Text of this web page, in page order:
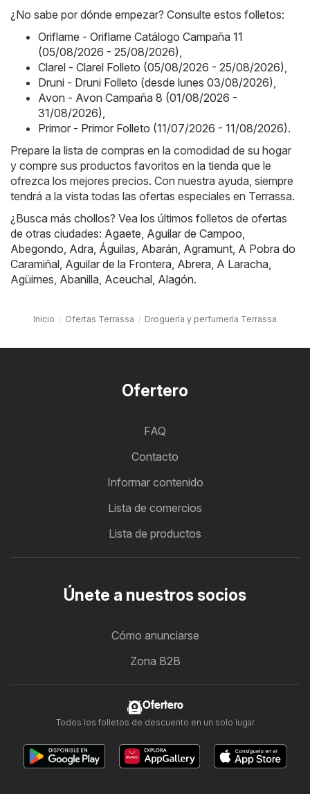
¿No sabe por dónde empezar? Consulte estos folletos:
Oriflame - Oriflame Catálogo Campaña 11
(05/08/2026 - 25/08/2026)
Clarel - Clarel Folleto (05/08/2026 - 25/08/2026)
Druni - Druni Folleto (desde lunes 03/08/2026)
Avon - Avon Campaña 8 (01/08/2026 -
31/08/2026)
Primor - Primor Folleto (11/07/2026 - 11/08/2026).
Prepare la lista de compras en la comodidad de su hogar
y compre sus productos favoritos en la tienda que le
ofrezca los mejores precios. Con nuestra ayuda, siempre
tendrá a la vista todas las ofertas especiales en Terrassa.
¿Busca más chollos? Vea los últimos folletos de ofertas
de otras ciudades: Agaete Aguilar de Campoo
Abegondo Adra Águilas Abarán Agramunt A Pobra do
Caramiñal Aguilar de la Frontera Abrera A Laracha
Agüimes Abanilla Aceuchal Alagón.
Inicio Ofertas Terrassa Droguería y perfumería Terrassa
Ofertero
FAQ
Contacto
Informar contenido
Lista de comercios
Lista de productos
Únete a nuestros socios
Cómo anunciarse
Zona B2B
Ofertero
Todos los folletos de descuento en un solo lugar